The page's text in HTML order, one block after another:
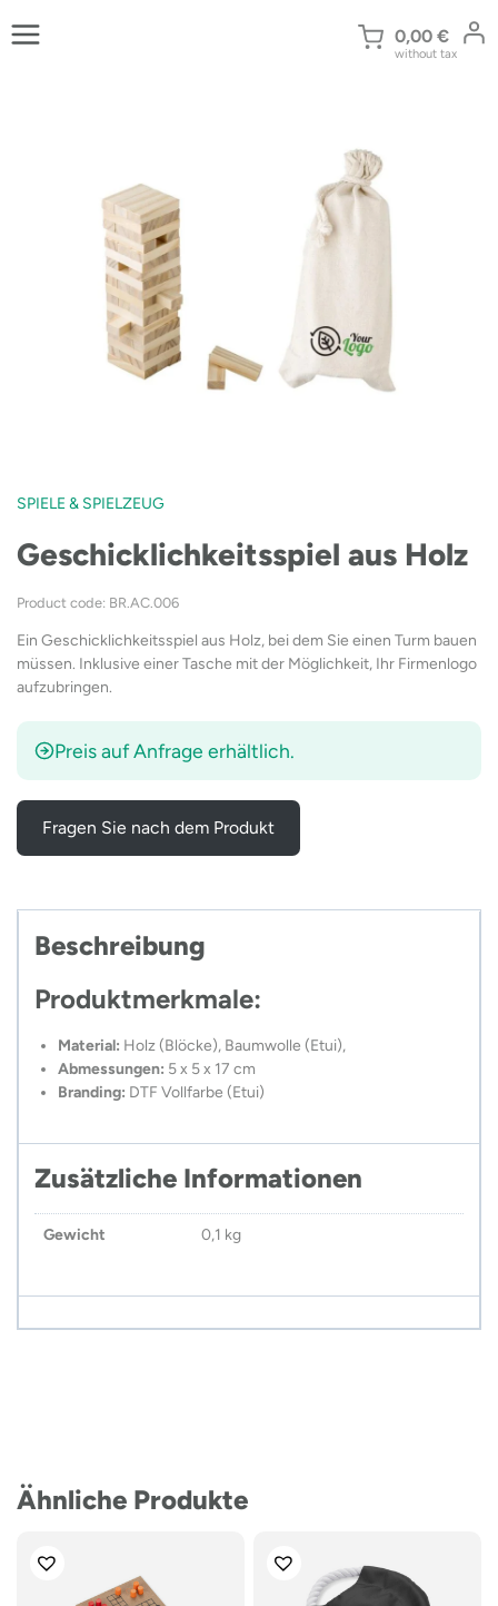
Inhalt
0,00 €
without tax
SPIELE & SPIELZEUG
Geschicklichkeitsspiel aus Holz
Product code: BR.AC.006
Ein Geschicklichkeitsspiel aus Holz, bei dem Sie einen Turm bauen
müssen. Inklusive einer Tasche mit der Möglichkeit, Ihr Firmenlogo
aufzubringen.
Preis auf Anfrage erhältlich.
Fragen Sie nach dem Produkt
Beschreibung
Produktmerkmale:
Material: Holz (Blöcke), Baumwolle (Etui),
Abmessungen: 5 x 5 x 17 cm
Branding: DTF Vollfarbe (Etui)
Zusätzliche Informationen
Gewicht 0,1 kg
Ähnliche Produkte